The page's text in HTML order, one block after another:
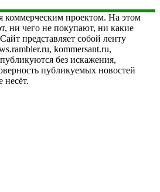
коммерческим проектом. На этом
ни чего не покупают, ни какие
представляет собой ленту
kommersant.ru,
без искажения,
публикуемых новостей
несёт.